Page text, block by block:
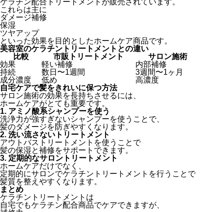
これらは主に
ダメージ補修
保湿
ツヤアップ
といった効果を目的としたホームケア商品です。
美容室のケラチントリートメントとの違い
比較
市販トリートメント
サロン施術
効果
軽い補修
内部補修
持続
数日〜1週間
3週間〜1ヶ月
成分濃度
低め
高濃度
自宅ケアで髪をきれいに保つ方法
サロン施術の効果を長持ちさせるには、
ホームケアがとても重要です。
1. アミノ酸系シャンプーを使う
洗浄力が強すぎないシャンプーを使うことで、
髪のダメージを防ぎやすくなります。
2. 洗い流さないトリートメント
アウトバストリートメントを使うことで
髪の保湿と補修をサポートできます。
3. 定期的なサロントリートメント
ホームケアだけでなく、
定期的にサロンでケラチントリートメントを行うことで
髪質を整えやすくなります。
まとめ
ケラチントリートメントは
自宅でもケラチン配合商品でケアできますが、